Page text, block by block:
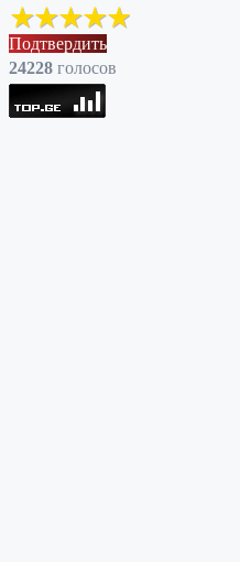
Подтвердить
24228 голоcов